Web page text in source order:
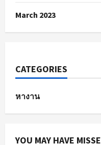
March 2023
CATEGORIES
หางาน
YOU MAY HAVE